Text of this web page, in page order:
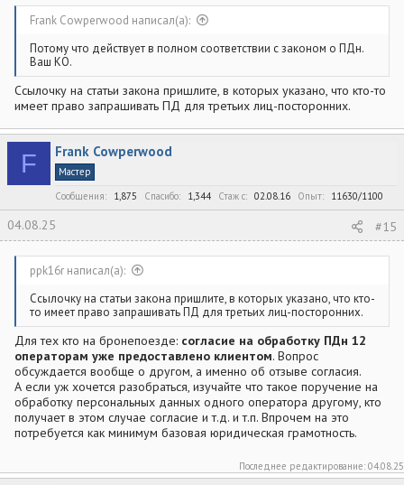
Frank Cowperwood написал(а):
Потому что действует в полном соответствии с законом о ПДн.
Ваш КО.
Ссылочку на статьи закона пришлите, в которых указано, что кто-то
имеет право запрашивать ПД для третьих лиц-посторонних.
F Frank Cowperwood
Мастер
Сообщения
1,875 Спасибо 1,344 Стаж c 02.08.16 Опыт 11630/1100
04.08.25 #15
ppk16r написал(а):
Ссылочку на статьи закона пришлите, в которых указано, что кто-
то имеет право запрашивать ПД для третьих лиц-посторонних.
Для тех кто на бронепоезде: согласие на обработку ПДн 12
операторам уже предоставлено клиентом. Вопрос
обсуждается вообще о другом, а именно об отзыве согласия.
А если уж хочется разобраться, изучайте что такое поручение на
обработку персональных данных одного оператора другому, кто
получает в этом случае согласие и т.д. и т.п. Впрочем на это
потребуется как минимум базовая юридическая грамотность.
Последнее редактирование: 04.08.25